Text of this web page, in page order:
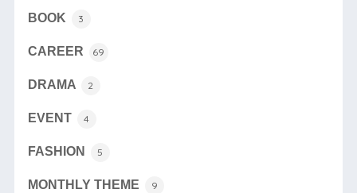
BOOK 3
CAREER 69
DRAMA 2
EVENT 4
FASHION 5
MONTHLY THEME 9